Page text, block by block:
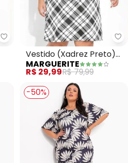
Marguerite - Vestido
Vestido (Xadrez Preto)
Evasê com Mangas Plus
Size
MARGUERITE
R$ 29,99R$ 79,99
-50%